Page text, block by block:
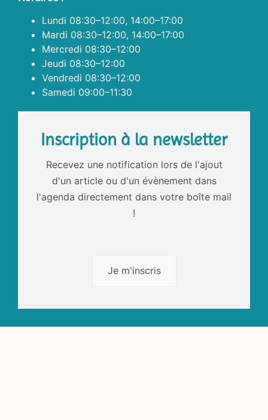
Lundi 08:30–12:00, 14:00–17:00
Mardi 08:30–12:00, 14:00–17:00
Mercredi 08:30–12:00
Jeudi 08:30–12:00
Vendredi 08:30–12:00
Samedi 09:00–11:30
Inscription à la newsletter
Recevez une notification lors de l'ajout
d'un article ou d'un évènement dans
l'agenda directement dans votre boîte mail
!
Je m'inscris